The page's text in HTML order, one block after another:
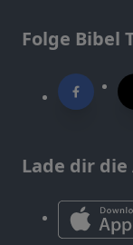
Folge Bibel
Lade dir